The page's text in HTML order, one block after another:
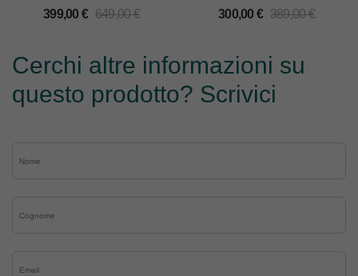
NV30M1
399,00 € 649,00€ 300,00 € 389,00€
Cerchi altre informazioni su
questo prodotto? Scrivici